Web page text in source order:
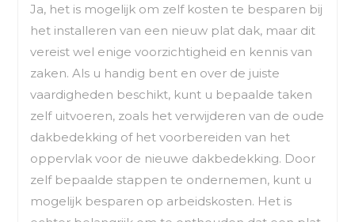
Ja, het is mogelijk om zelf kosten te besparen bij
het installeren van een nieuw plat dak, maar dit
vereist wel enige voorzichtigheid en kennis van
zaken. Als u handig bent en over de juiste
vaardigheden beschikt, kunt u bepaalde taken
zelf uitvoeren, zoals het verwijderen van de oude
dakbedekking of het voorbereiden van het
oppervlak voor de nieuwe dakbedekking. Door
zelf bepaalde stappen te ondernemen, kunt u
mogelijk besparen op arbeidskosten. Het is